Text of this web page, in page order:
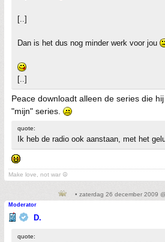
[..]
Dan is het dus nog minder werk voor jou
[..]
Peace downloadt alleen de series die
"mijn" series.
quote:
Ik heb de radio ook aanstaan, met het
Make love, not war ☮
• zaterdag 26 december 2009
Moderator
D.
quote: